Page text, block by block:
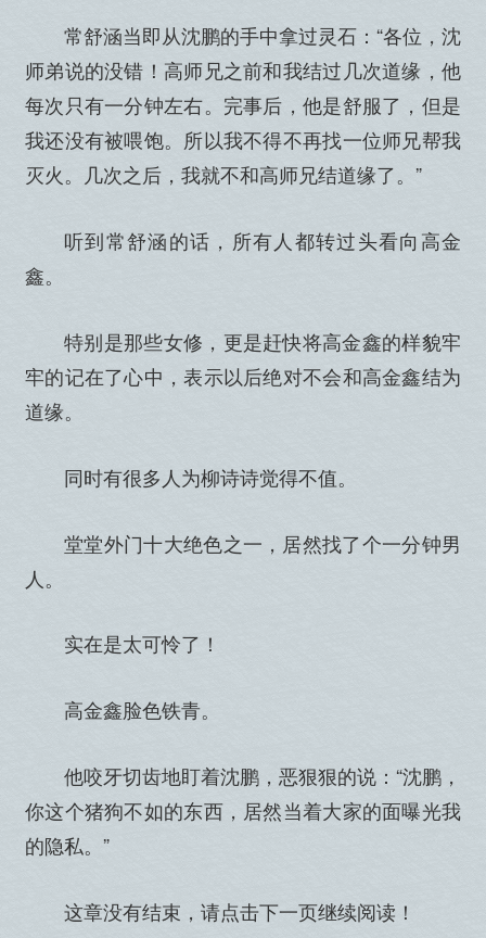
常舒涵当即从沈鹏的手中拿过灵石：“各位，沈
师弟说的没错！高师兄之前和我结过几次道缘，他
每次只有一分钟左右。完事后，他是舒服了，但是
我还没有被喂饱。所以我不得不再找一位师兄帮我
灭火。几次之后，我就不和高师兄结道缘了。”
听到常舒涵的话，所有人都转过头看向高金
鑫。
特别是那些女修，更是赶快将高金鑫的样貌牢
牢的记在了心中，表示以后绝对不会和高金鑫结为
道缘。
同时有很多人为柳诗诗觉得不值。
堂堂外门十大绝色之一，居然找了个一分钟男
人。
实在是太可怜了！
高金鑫脸色铁青。
他咬牙切齿地盯着沈鹏，恶狠狠的说：“沈鹏，
你这个猪狗不如的东西，居然当着大家的面曝光我
的隐私。”
这章没有结束，请点击下一页继续阅读！